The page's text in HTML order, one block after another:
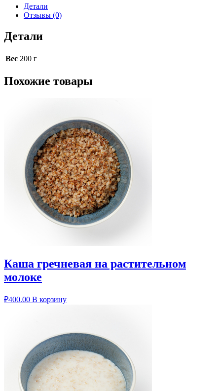
Детали
Отзывы (0)
Детали
Вес 200 г
Похожие товары
Каша гречневая на растительном
молоке
₽400.00 В корзину